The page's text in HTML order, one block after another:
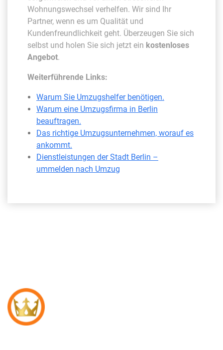
Wohnungswechsel verhelfen. Wir sind Ihr
Partner, wenn es um Qualität und
Kundenfreundlichkeit geht. Überzeugen Sie sich
selbst und holen Sie sich jetzt ein kostenloses
Angebot.
Weiterführende Links:
Warum Sie Umzugshelfer benötigen.
Warum eine Umzugsfirma in Berlin
beauftragen.
Das richtige Umzugsunternehmen, worauf es
ankommt.
Dienstleistungen der Stadt Berlin –
ummelden nach Umzug